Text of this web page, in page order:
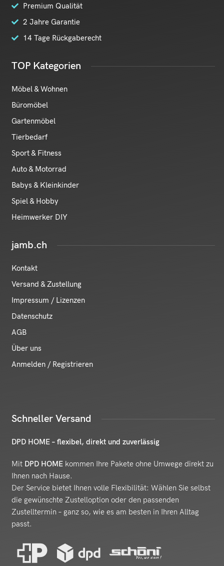
Premium Qualität
2 Jahre Garantie
14 Tage Rückgaberecht
TOP Kategorien
Möbel & Wohnen
Büromöbel
Gartenmöbel
Tierbedarf
Sport & Fitness
Auto & Motorrad
Babys & Kleinkinder
Spiel & Hobby
Heimwerker DIY
jamb.ch
Kontakt
Versand & Zustellung
Impressum / Lizenzen
Datenschutz
AGB
Über uns
Anmelden / Registrieren
Schneller Versand
DPD HOME – flexibel, direkt und zuverlässig
Mit DPD HOME kommen Ihre Pakete ohne Umwege direkt zu
Ihnen nach Hause.
Der Service bietet Ihnen volle Flexibilität: Wählen Sie selbst
die gewünschte Zustelloption oder den passenden
Zustelltermin – ganz so, wie es am besten in Ihren Alltag
passt.